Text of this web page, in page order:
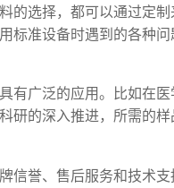
的选择，都可以通过定
标准设备时遇到的各种问
有广泛的应用。比如在
的深入推进，所需的
信誉、售后服务和技术